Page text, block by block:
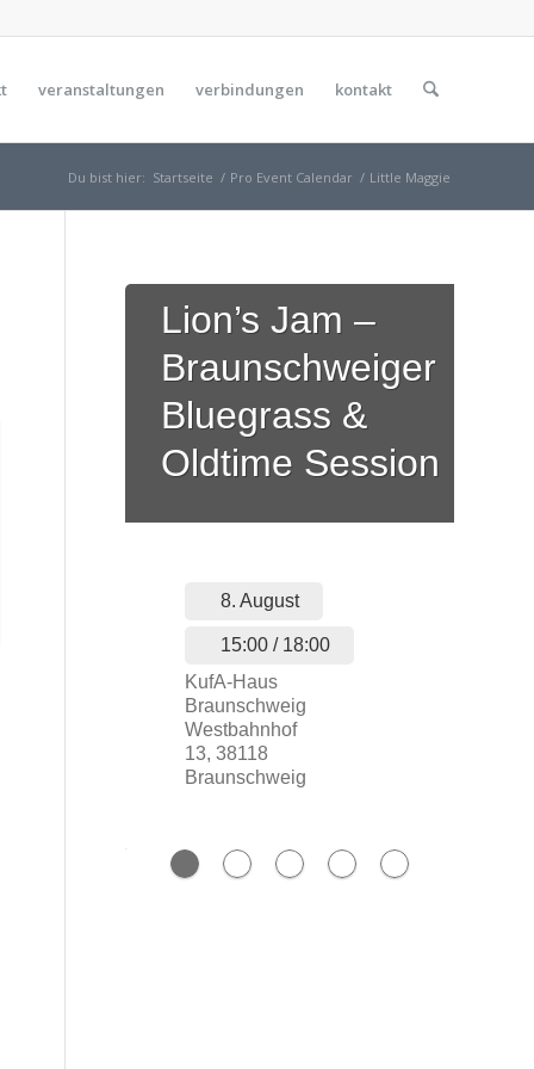
veranstaltungen verbindungen kontakt
Du bist hier: Startseite / Pro Event Calendar / Little Maggie
Lion’s Jam –
Braunschweiger
Bluegrass &
Oldtime Session
8. August
15:00 / 18:00
KufA-Haus
Braunschweig
Westbahnhof
13, 38118
Braunschweig